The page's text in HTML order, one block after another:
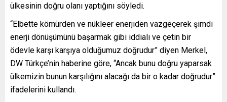
ülkesinin doğru olanı yaptığını söyledi.
“Elbette kömürden ve nükleer enerjiden vazgeçerek şimdi
enerji dönüşümünü başarmak gibi iddialı ve çetin bir
ödevle karşı karşıya olduğumuz doğrudur” diyen Merkel,
DW Türkçe’nin haberine göre, “Ancak bunu doğru yaparsak
ülkemizin bunun karşılığını alacağı da bir o kadar doğrudur”
ifadelerini kullandı.